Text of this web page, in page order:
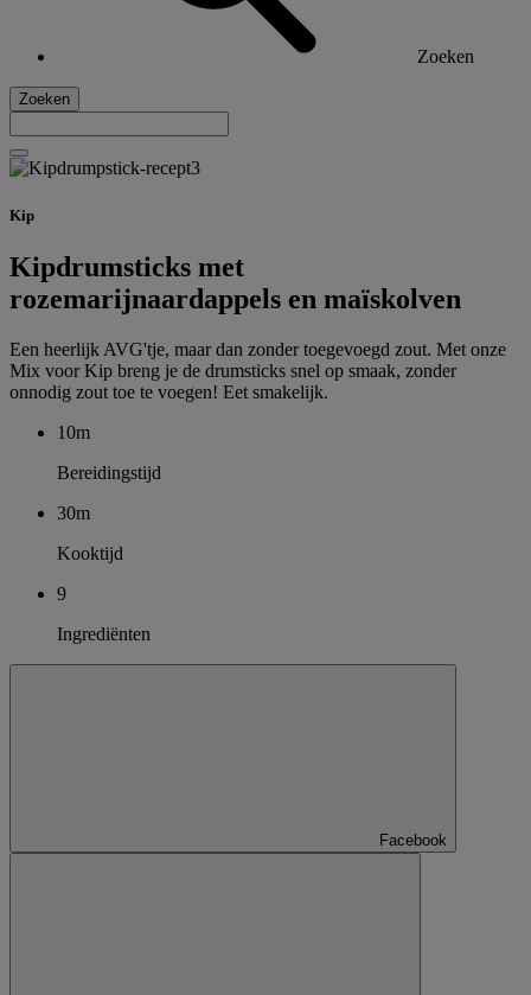
Zoeken
Zoeken
Kip
Kipdrumsticks met
rozemarijnaardappels en maïskolven
Een heerlijk AVG'tje, maar dan zonder toegevoegd zout. Met onze
Mix voor Kip breng je de drumsticks snel op smaak, zonder
onnodig zout toe te voegen! Eet smakelijk.
10m
Bereidingstijd
30m
Kooktijd
9
Ingrediënten
Facebook